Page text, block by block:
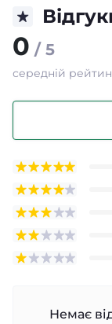
0 / 5
середній
Немає